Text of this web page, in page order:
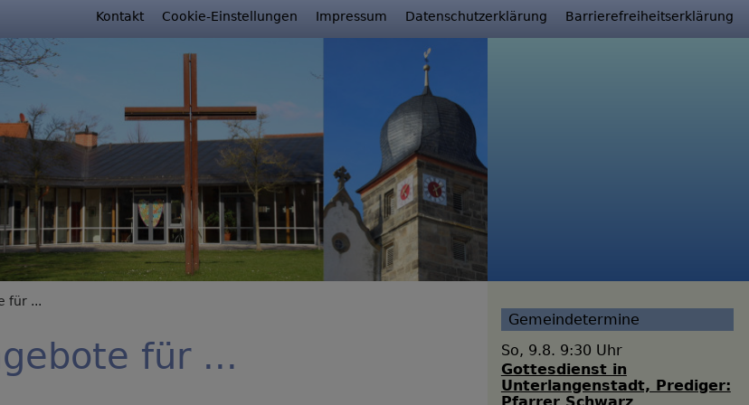
Fußbereichsmenü
Kontakt Cookie-Einstellungen Impressum Datenschutzerklärung Barrierefreiheitserklärung
für ...
für ...
Gemeindetermine
So, 9.8. 9:30 Uhr
Gottesdienst in
Unterlangenstadt, Prediger: